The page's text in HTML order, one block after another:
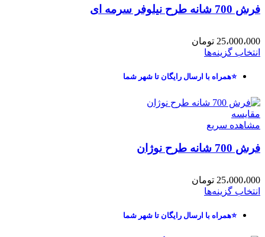
فرش 700 شانه طرح نیلوفر سرمه ای
25،000،000 تومان
انتخاب گزینه‌ها
⭐همراه با ارسال رایگان تا شهر شما
مقایسه
مشاهده سریع
فرش 700 شانه طرح نوژان
25،000،000 تومان
انتخاب گزینه‌ها
⭐همراه با ارسال رایگان تا شهر شما